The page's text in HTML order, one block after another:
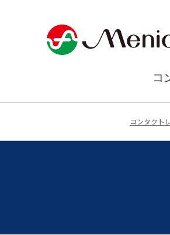
コ
コンタクト